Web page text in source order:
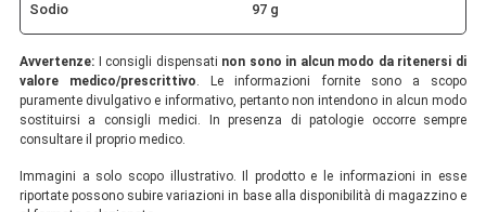
Sodio 97 g
Avvertenze: I consigli dispensati non sono in alcun modo da ritenersi di
valore medico/prescrittivo. Le informazioni fornite sono a scopo
puramente divulgativo e informativo, pertanto non intendono in alcun modo
sostituirsi a consigli medici. In presenza di patologie occorre sempre
consultare il proprio medico.
Immagini a solo scopo illustrativo. Il prodotto e le informazioni in esse
riportate possono subire variazioni in base alla disponibilità di magazzino e